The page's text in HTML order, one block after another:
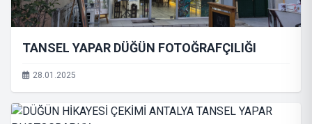
TANSEL YAPAR DÜĞÜN FOTOĞRAFÇILIĞI
28.01.2025